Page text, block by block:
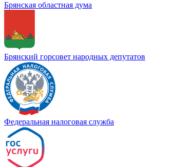
Брянская областная дума
Брянский горсовет народных депутатов
Федеральная налоговая служба